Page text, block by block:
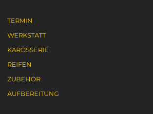
TERMIN
WERKSTATT
KAROSSERIE
REIFEN
ZUBEHÖR
AUFBEREITUNG